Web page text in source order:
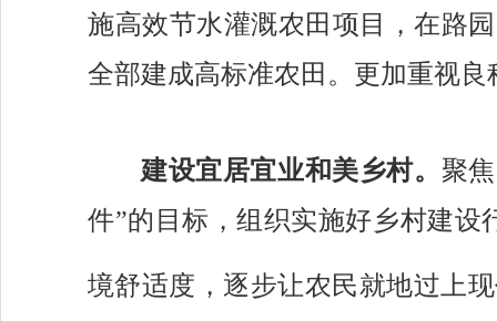
施高效节水灌溉农田项目，在路
全部建成高标准农田。 更加重视良
建设宜居宜业和美乡村。 聚焦
件”的目标，组织实施好乡村建
境舒适度，逐步让农民就地过上